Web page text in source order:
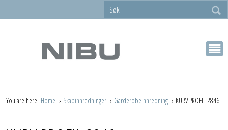
You are here: Home Skapinnredninger Garderobeinnredning KURV PROFIL 2846